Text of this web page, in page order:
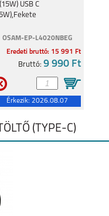
USB C
OSAM-EP-L4020NBEG
Eredeti bruttó: 15 991 Ft
Bruttó:9 990 Ft
Érkezik: 2026.08.07
(TYPE-C)